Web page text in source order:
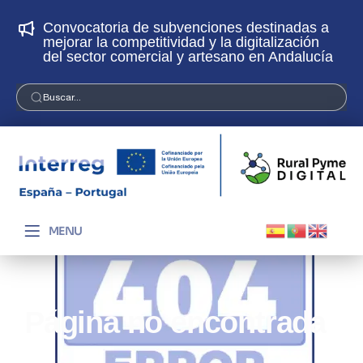
Convocatoria de subvenciones destinadas a
mejorar la competitividad y la digitalización
del sector comercial y artesano en Andalucía
Buscar...
MENU
Página no encontrada